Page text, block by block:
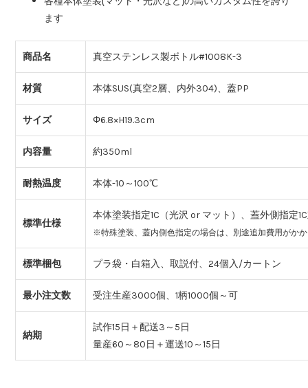
ます
商品名 真空ステンレス製ボトル#1008K-3
材質 本体SUS(真空2層、内外304)、蓋PP
サイズ Φ6.8×H19.3cm
内容量 約350ml
耐熱温度 本体-10～100℃
標準仕様
本体塗装指定1C（光沢 or マット）、蓋外側指定
※特殊塗装、蓋内側色指定の場合は、別途追加費用がか
標準梱包 プラ袋・白箱入、取説付、24個入/カートン
最小注文数 受注生産3000個、1柄1000個～可
納期
試作15日＋配送3～5日
量産60～80日＋運送10～15日